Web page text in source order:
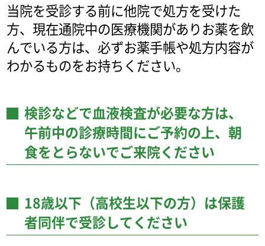
当院を受診する前に他院で処方を受けた
方、現在通院中の医療機関がありお薬を飲
んでいる方は、必ずお薬手帳や処方内容が
わかるものをお持ちください。
検診などで血液検査が必要な方は、
午前中の診療時間にご予約の上、朝
食をとらないでご来院ください
18歳以下（高校生以下の方）は保護
者同伴で受診してください